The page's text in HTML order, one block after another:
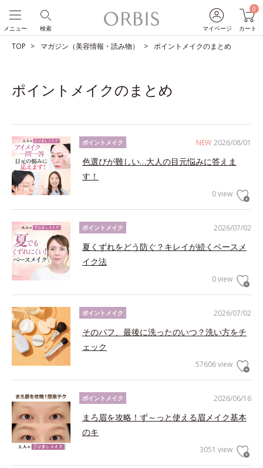
マイページ
0
カート
検索
メニュー
TOP マガジン（美容情報・読み物） ポイントメイクのまとめ
ポイントメイクのまとめ
NEW 2026/08/01
ポイントメイク
色選びが難しい…大人の目元悩みに答えま
す！
0 view
2026/07/02
ポイントメイク
夏くずれをどう防ぐ？キレイが続くベースメ
イク法
0 view
2026/07/02
ポイントメイク
そのパフ、最後に洗ったのいつ？洗い方をチ
ェック
57606 view
2026/06/16
ポイントメイク
まろ眉を攻略！ず～っと使える眉メイク基本
のキ
3051 view